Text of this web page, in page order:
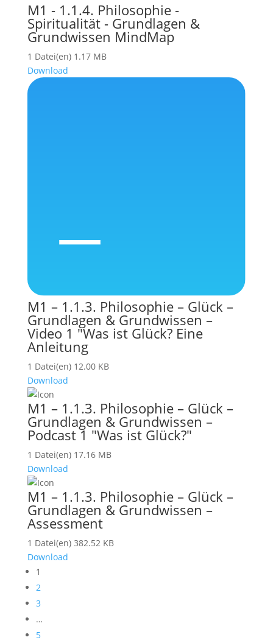
M1 - 1.1.4. Philosophie -
Spiritualität - Grundlagen &
Grundwissen MindMap
1 Datei(en) 1.17 MB
Download
M1 – 1.1.3. Philosophie – Glück –
Grundlagen & Grundwissen –
Video 1 "Was ist Glück? Eine
Anleitung
1 Datei(en) 12.00 KB
Download
M1 – 1.1.3. Philosophie – Glück –
Grundlagen & Grundwissen –
Podcast 1 "Was ist Glück?"
1 Datei(en) 17.16 MB
Download
M1 – 1.1.3. Philosophie – Glück –
Grundlagen & Grundwissen –
Assessment
1 Datei(en) 382.52 KB
Download
1
2
3
…
5